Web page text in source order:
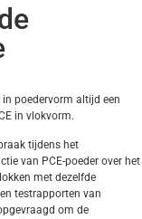
poedervorm altijd een
in vlokvorm.
tijdens het
van PCE-poeder over het
met dezelfde
testrapporten van
om de